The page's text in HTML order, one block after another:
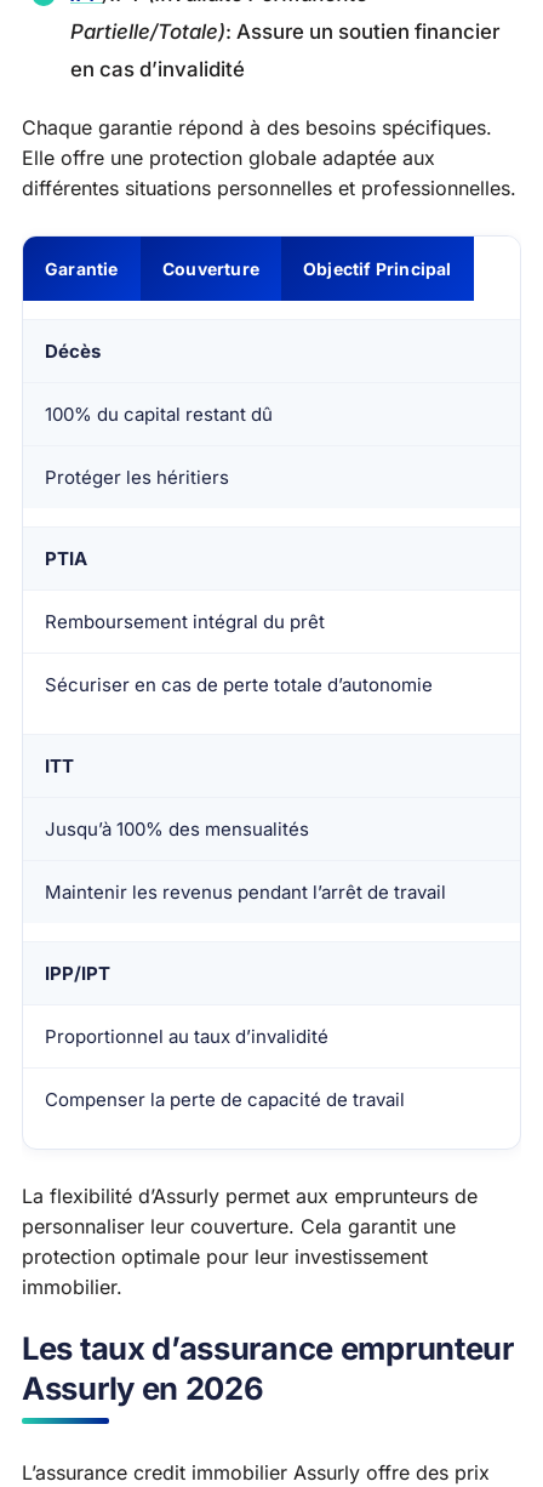
Partielle/Totale): Assure un soutien financier
en cas d’invalidité
Chaque garantie répond à des besoins spécifiques.
Elle offre une protection globale adaptée aux
différentes situations personnelles et professionnelles.
Garantie Couverture Objectif Principal
Décès
100% du capital restant dû
Protéger les héritiers
PTIA
Remboursement intégral du prêt
Sécuriser en cas de perte totale d’autonomie
ITT
Jusqu’à 100% des mensualités
Maintenir les revenus pendant l’arrêt de travail
IPP/IPT
Proportionnel au taux d’invalidité
Compenser la perte de capacité de travail
La flexibilité d’Assurly permet aux emprunteurs de
personnaliser leur couverture. Cela garantit une
protection optimale pour leur investissement
immobilier.
Les taux d’assurance emprunteur
Assurly en 2026
L’assurance credit immobilier Assurly offre des prix